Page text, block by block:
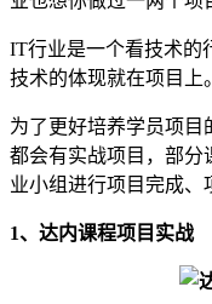
IT行业是一个看技术的
技术的体现就在项目上。
为了更好培养学员项目
都会有实战项目，部分
业小组进行项目完成、
1、达内课程项目实战